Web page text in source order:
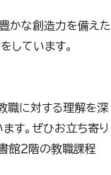
かな創造力を備えた
しています。
職に対する理解を深
す。ぜひお立ち寄り
館２階の教職課程